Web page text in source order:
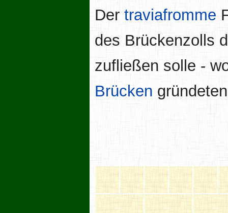
Der traviafromme
des Brückenzolls
zufließen solle -
Brücken